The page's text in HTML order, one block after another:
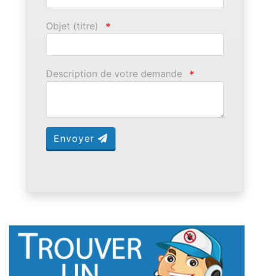
Objet (titre) *
Description de votre demande *
Envoyer